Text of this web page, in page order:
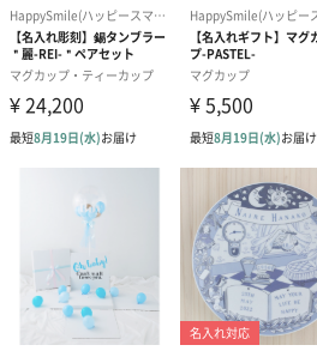
HappySmile(ハッピースマイル)
『Story』『Surprise』『Smile』
ハッピースマイルはそんな想いのも
ショップです。
専門のスタッフが1つ1つを丁寧に作
ーのアレンジメントと、サンドブラ
プリントを用いたオリジナルメッセー
とつだけの想いを込めたギフトをご提